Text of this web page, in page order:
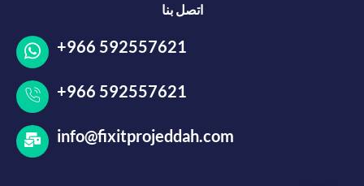
اتصل بنا
+966 592557621
+966 592557621
info@fixitprojeddah.com